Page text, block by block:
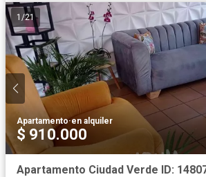
1 /21
Apartamento·en alquiler
$ 910.000
Apartamento Ciudad Verde ID: